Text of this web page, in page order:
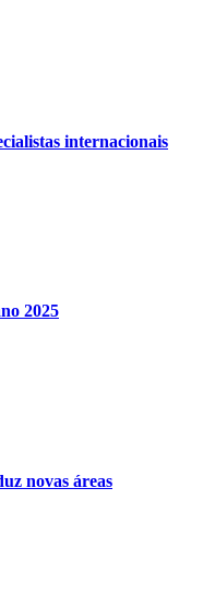
internacionais
2025
novas áreas